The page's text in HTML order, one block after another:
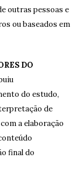
outras pessoas e
ou baseados em
DO
do estudo,
de
a elaboração
final do